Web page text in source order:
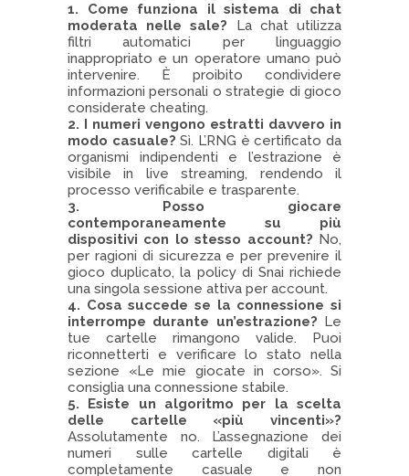
1. Come funziona il sistema di chat
moderata nelle sale? La chat utilizza
filtri automatici per linguaggio
inappropriato e un operatore umano può
intervenire. È proibito condividere
informazioni personali o strategie di gioco
considerate cheating.
2. I numeri vengono estratti davvero in
modo casuale? Sì. L’RNG è certificato da
organismi indipendenti e l’estrazione è
visibile in live streaming, rendendo il
processo verificabile e trasparente.
3. Posso giocare
contemporaneamente su più
dispositivi con lo stesso account? No,
per ragioni di sicurezza e per prevenire il
gioco duplicato, la policy di Snai richiede
una singola sessione attiva per account.
4. Cosa succede se la connessione si
interrompe durante un’estrazione? Le
tue cartelle rimangono valide. Puoi
riconnetterti e verificare lo stato nella
sezione «Le mie giocate in corso». Si
consiglia una connessione stabile.
5. Esiste un algoritmo per la scelta
delle cartelle «più vincenti»?
Assolutamente no. L’assegnazione dei
numeri sulle cartelle digitali è
completamente casuale e non